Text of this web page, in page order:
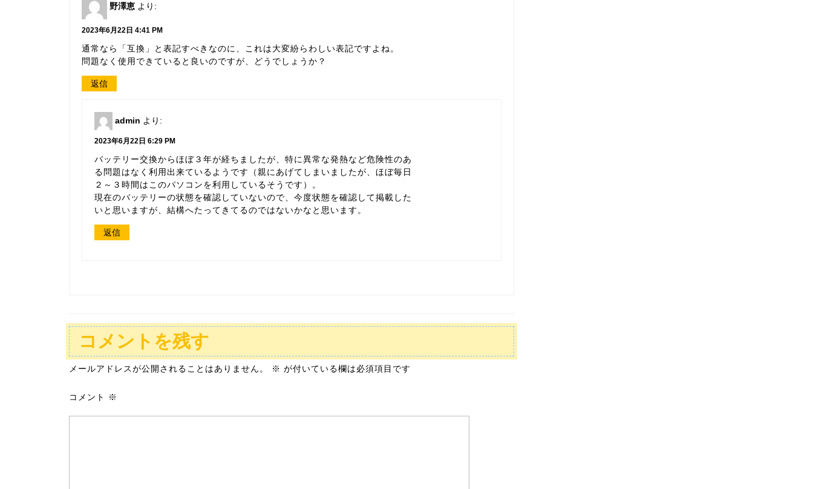
野澤恵 より:
2023年6月22日 4:41 PM
通常なら「互換」と表記すべきなのに、これは大変紛らわしい表記ですよね。
問題なく使用できていると良いのですが、どうでしょうか？
返信
admin より:
2023年6月22日 6:29 PM
バッテリー交換からほぼ３年が経ちましたが、特に異常な発熱など危険性のあ
る問題はなく利用出来ているようです（親にあげてしまいましたが、ほぼ毎日
２～３時間はこのパソコンを利用しているそうです）。
現在のバッテリーの状態を確認していないので、今度状態を確認して掲載した
いと思いますが、結構へたってきてるのではないかなと思います。
返信
コメントを残す
メールアドレスが公開されることはありません。 ※ が付いている欄は必須項目です
コメント ※